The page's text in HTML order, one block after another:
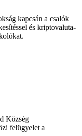
kapcsán a csalók
és kriptovaluta-
Község
felügyelet a